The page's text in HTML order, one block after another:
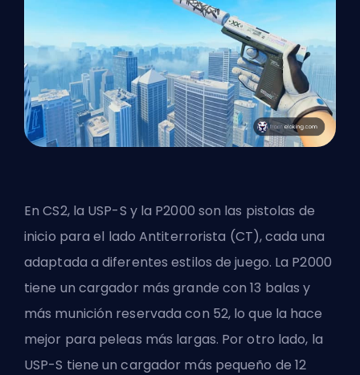
EnCS2, la USP-S y la P2000 son las pistolas de
inicio para el lado Antiterrorista (CT), cada una
adaptada a diferentes estilos de juego. La P2000
tiene un cargador más grande con 13 balas y
más munición reservada con 52, lo que la hace
mejor para peleas más largas. Por otro lado, la
USP-S tiene un cargador más pequeño de 12